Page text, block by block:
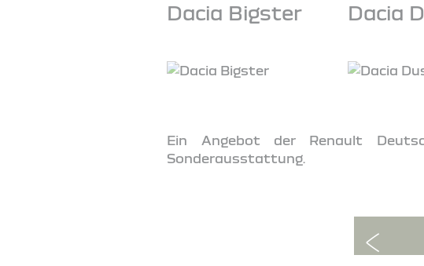
Dacia Bigster Dacia
Ein Angebot der Renault
Sonderausstattung.